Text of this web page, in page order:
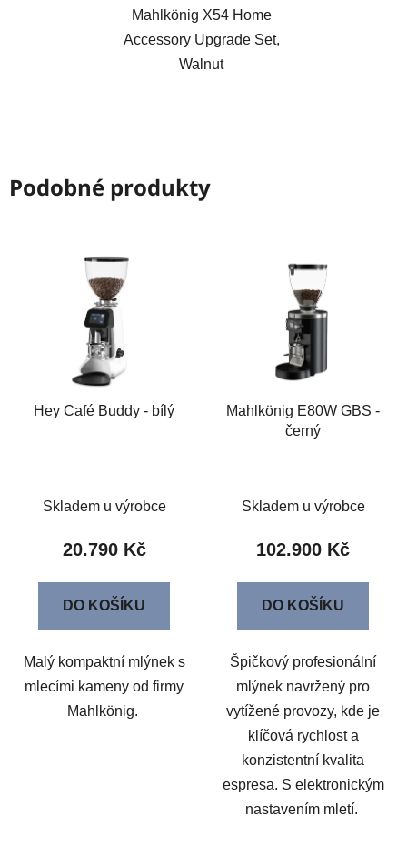
Mahlkönig X54 Home
Accessory Upgrade Set,
Walnut
Podobné produkty
Hey Café Buddy - bílý
Skladem u výrobce
20.790 Kč
DO KOŠÍKU
Malý kompaktní mlýnek s
mlecími kameny od firmy
Mahlkönig.
Mahlkönig E80W GBS -
černý
Skladem u výrobce
102.900 Kč
DO KOŠÍKU
Špičkový profesionální
mlýnek navržený pro
vytížené provozy, kde je
klíčová rychlost a
konzistentní kvalita
espresa. S elektronickým
nastavením mletí.